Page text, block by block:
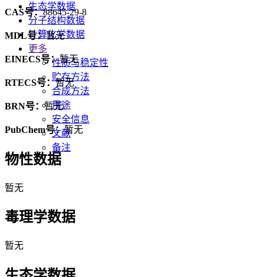
生态学数据
分子结构数据
计算化学数据
更多
性质与稳定性
贮存方法
合成方法
用途
安全信息
文献
备注
CAS号：88645-29-8
MDL号：暂无
EINECS号：暂无
RTECS号：暂无
BRN号：暂无
PubChem号：暂无
物性数据
暂无
毒理学数据
暂无